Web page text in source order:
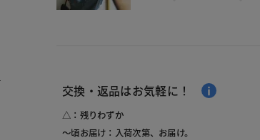
交換・返品はお気軽に！
△：残りわずか
～頃お届け：入荷次第、お届け。